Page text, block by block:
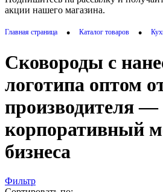
акции нашего магазина.
Главная страница • Каталог товаров •
Сковороды с
логотипа оптом
производителя —
корпоративный
бизнеса
Фильтр